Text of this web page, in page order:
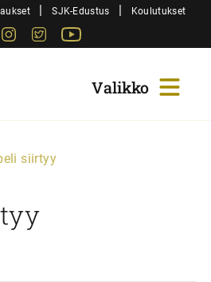
| SJK-Edustus | Koulutukset
Instagram
Twitter
siirtyy